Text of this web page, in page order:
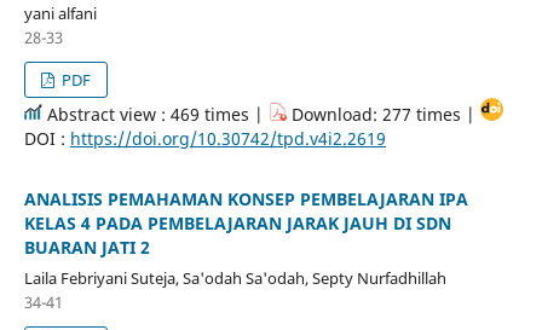
yani alfani
28-33
PDF
Abstract view : 469 times |
Download: 277 times |
DOI : https://doi.org/10.30742/tpd.v4i2.2619
ANALISIS PEMAHAMAN KONSEP PEMBELAJARAN IPA
KELAS 4 PADA PEMBELAJARAN JARAK JAUH DI SDN
BUARAN JATI 2
Laila Febriyani Suteja, Sa'odah Sa'odah, Septy Nurfadhillah
34-41